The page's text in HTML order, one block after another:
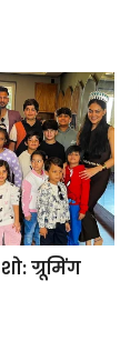
ग्रूमिंग